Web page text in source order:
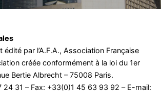
édité par l’A.F.A., Association Française
créée conformément à la loi du 1er
Bertie Albrecht – 75008 Paris.
24 31 – Fax: +33(0)1 45 63 93 92 – E-mail: